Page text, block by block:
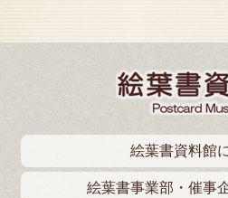
絵葉書資料館
絵葉書事業部・催事